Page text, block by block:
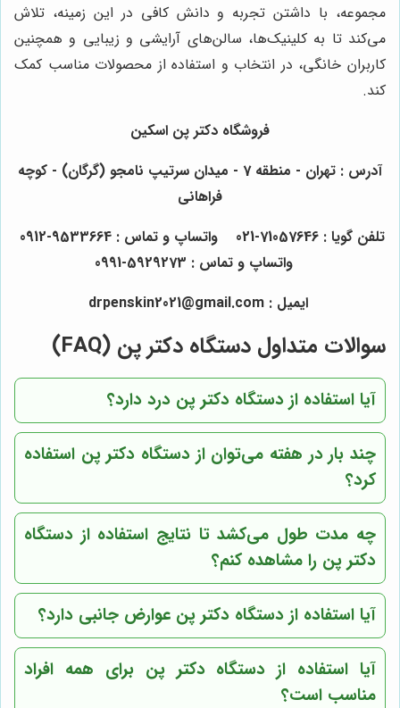
مجموعه، با داشتن تجربه و دانش کافی در این زمینه، تلاش
می‌کند تا به کلینیک‌ها، سالن‌های آرایشی و زیبایی و همچنین
کاربران خانگی، در انتخاب و استفاده از محصولات مناسب کمک
کند.
فروشگاه دکتر پن اسکین
آدرس : تهران - منطقه 7 - میدان سرتیپ نامجو (گرگان) - کوچه
فراهانی
واتساپ و تماس : 5929273-0991
ایمیل : drpenskin2021@gmail.com
سوالات متداول دستگاه دکتر پن (FAQ)
آیا استفاده از دستگاه دکتر پن درد دارد؟
چند بار در هفته می‌توان از دستگاه دکتر پن استفاده
کرد؟
چه مدت طول می‌کشد تا نتایج استفاده از دستگاه
دکتر پن را مشاهده کنم؟
آیا استفاده از دستگاه دکتر پن عوارض جانبی دارد؟
آیا استفاده از دستگاه دکتر پن برای همه افراد
مناسب است؟